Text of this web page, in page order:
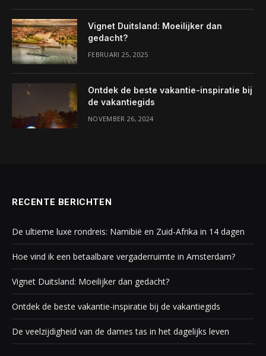
Vignet Duitsland: Moeilijker dan
gedacht?
FEBRUARI 25, 2025
Ontdek de beste vakantie-inspiratie bij
de vakantiegids
NOVEMBER 26, 2024
RECENTE BERICHTEN
De ultieme luxe rondreis: Namibië en Zuid-Afrika in 14 dagen
Hoe vind ik een betaalbare vergaderruimte in Amsterdam?
Vignet Duitsland: Moeilijker dan gedacht?
Ontdek de beste vakantie-inspiratie bij de vakantiegids
De veelzijdigheid van de dames tas in het dagelijks leven